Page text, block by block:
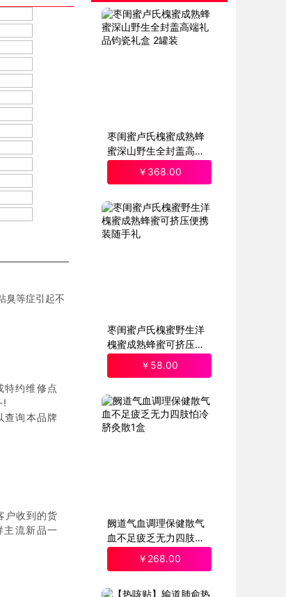
臭等症引起不
特约维修点
!
查询本品牌
户收到的货
主流新品一
枣闺蜜卢氏槐蜜成熟蜂
蜜深山野生全封盖高端
礼品钧瓷礼盒 2罐装
￥ 368.00
枣闺蜜卢氏槐蜜野生洋
槐蜜成熟蜂蜜可挤压便
携装随手礼
￥ 58.00
阙道气血调理保健散气
血不足疲乏无力四肢怕
冷脐灸散1盒
￥ 268.00